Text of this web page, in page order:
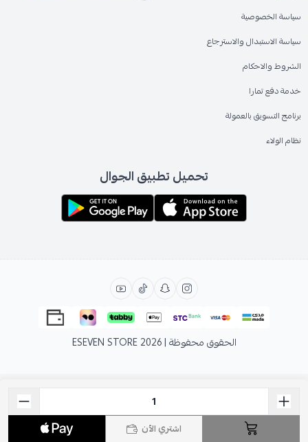
اشتري الآن
سياسة الخصوصية
سياسة الاستبدال والاسترجاع
الشروط والاحكام
خدمة دفع تمارا
برنامج التسويق بالعمولة
نظام الولاء
تحميل تطبيق الجوال
الحقوق محفوظة | 2026 ESEVEN STORE